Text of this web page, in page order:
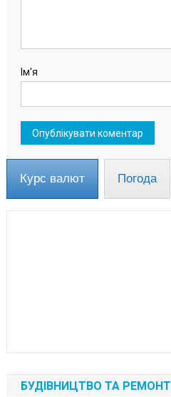
Ім'я
Курс валют Погода
БУДІВНИЦТВО ТА РЕМОНТ